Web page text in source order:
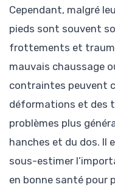
Cependant, malgré
pieds sont souvent
frottements et
mauvais chaussage
contraintes peuvent
déformations et des
problèmes plus
hanches et du dos. Il
sous-estimer
en bonne santé pour